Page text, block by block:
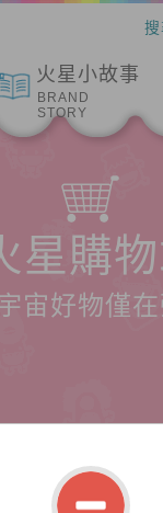
火星小故事
BRAND
STORY
星購
宙好物僅在